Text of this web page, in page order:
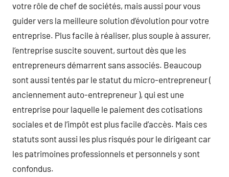
votre rôle de chef de sociétés, mais aussi pour vous
guider vers la meilleure solution d’évolution pour votre
entreprise. Plus facile à réaliser, plus souple à assurer,
l’entreprise suscite souvent, surtout dès que les
entrepreneurs démarrent sans associés. Beaucoup
sont aussi tentés par le statut du micro-entrepreneur (
anciennement auto-entrepreneur ), qui est une
entreprise pour laquelle le paiement des cotisations
sociales et de l’impôt est plus facile d’accès. Mais ces
statuts sont aussi les plus risqués pour le dirigeant car
les patrimoines professionnels et personnels y sont
confondus.